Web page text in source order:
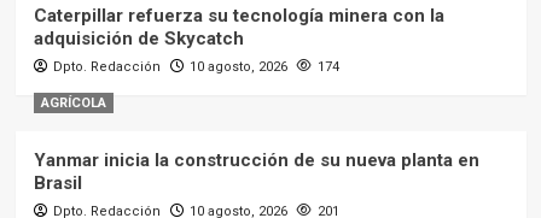
Caterpillar refuerza su tecnología minera con la
adquisición de Skycatch
Dpto. Redacción 10 agosto, 2026 174
AGRÍCOLA
Yanmar inicia la construcción de su nueva planta en
Brasil
Dpto. Redacción 10 agosto, 2026 201